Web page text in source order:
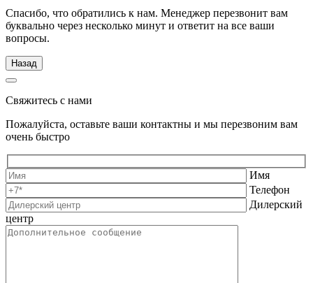
Спасибо, что обратились к нам. Менеджер перезвонит вам
буквально через несколько минут и ответит на все ваши
вопросы.
Назад
Свяжитесь с нами
Пожалуйста, оставьте ваши контактны и мы перезвоним вам
очень быстро
Имя
Телефон
Дилерский
центр